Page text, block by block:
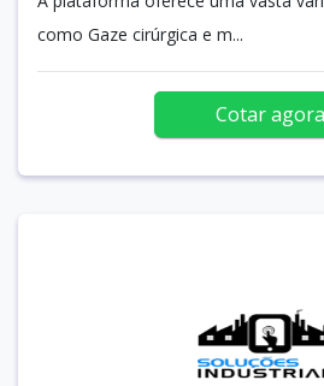
como Gaze cirúrgica e m...
Cotar agora